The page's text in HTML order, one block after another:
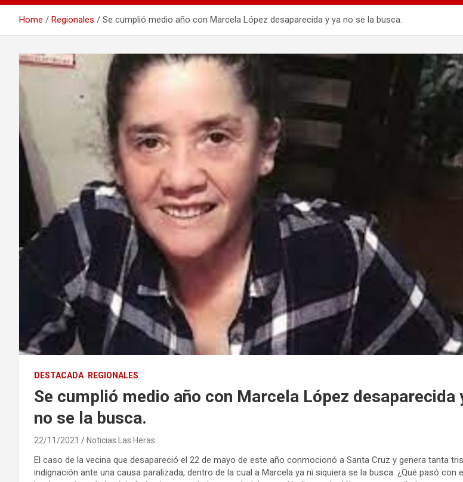
Home Regionales Se cumplió medio año con Marcela López desaparecida y ya no se la busca.
DESTACADA REGIONALES
Se cumplió medio año con Marcela López desaparecida
no se la busca.
22/11/2021 Noticias Las Heras
El caso de la vecina que desapareció el 22 de mayo de este año conmocionó a Santa Cruz y genera tanta
indignación ante una causa paralizada, dentro de la cual a Marcela ya ni siquiera se la busca. ¿Qué pasó con